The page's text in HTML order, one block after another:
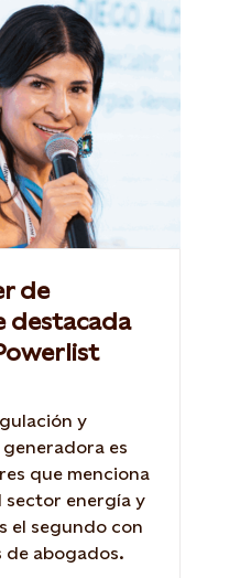
de
destacada
y
es
que menciona
sector energía y
el segundo con
de abogados.